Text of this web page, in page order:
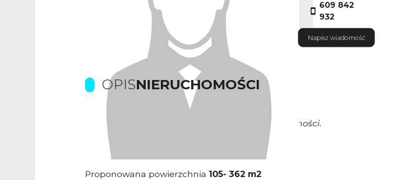
609 842
932
Napisz wiadomość
OPISNIERUCHOMOŚCI
Prowizje dla biura pokrywa Właściciel nieruchomości.
Obiekt biurowy siedmiokondygnacyjny.
Proponowana powierzchnia 105- 362 m2